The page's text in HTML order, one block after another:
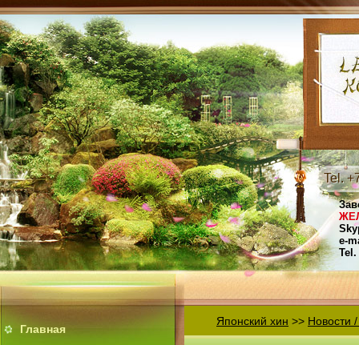
Tel.
e-
Tel.
Главная
Японский хин >> Новости